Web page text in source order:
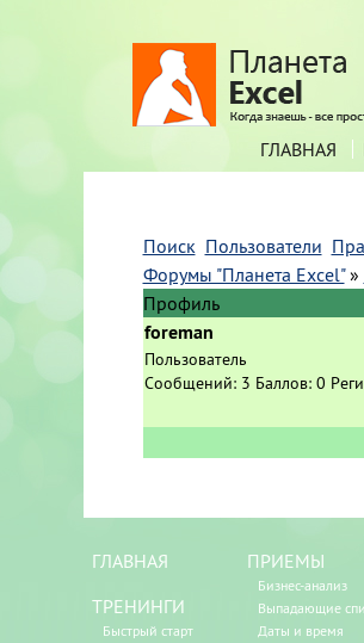
ГЛАВНАЯ
Поиск Пользователи
Форумы "Планета Excel" »
Профиль
foreman
Пользователь
Сообщений: 3 Баллов: 0
ГЛАВНАЯ
ТРЕНИНГИ
Быстрый старт
ПРИЕМЫ
Бизнес-анализ
Выпадающие
Даты и время